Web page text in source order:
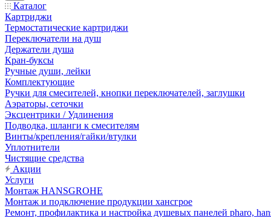
Каталог
Картриджи
Термостатические картриджи
Переключатели на душ
Держатели душа
Кран-буксы
Ручные души, лейки
Комплектующие
Ручки для смесителей, кнопки переключателей, заглушки
Аэраторы, сеточки
Эксцентрики / Удлинения
Подводка, шланги к смесителям
Винты/крепления/гайки/втулки
Уплотнители
Чистящие средства
Акции
Услуги
Монтаж HANSGROHE
Монтаж и подключение продукции хансгрое
Ремонт, профилактика и настройка душевых панелей pharo,